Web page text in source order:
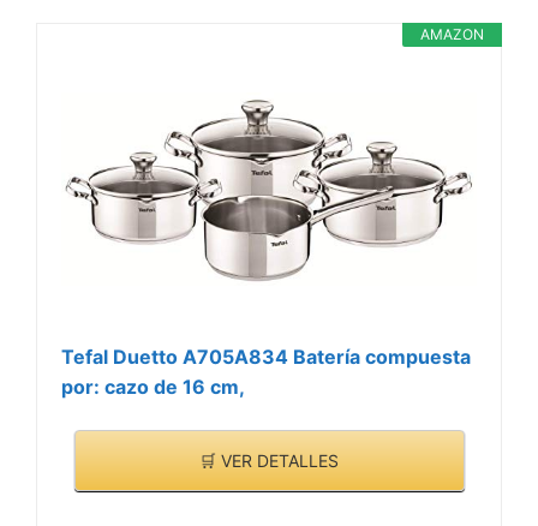
AMAZON
Tefal Duetto A705A834 Batería compuesta
por: cazo de 16 cm,
🛒 VER DETALLES